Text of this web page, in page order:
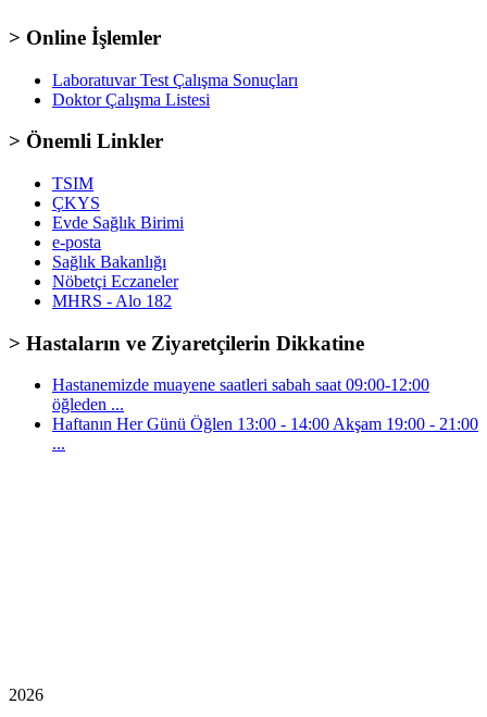
> Online İşlemler
Laboratuvar Test Çalışma Sonuçları
Doktor Çalışma Listesi
> Önemli Linkler
TSIM
ÇKYS
Evde Sağlık Birimi
e-posta
Sağlık Bakanlığı
Nöbetçi Eczaneler
MHRS - Alo 182
> Hastaların ve Ziyaretçilerin Dikkatine
Hastanemizde muayene saatleri sabah saat 09:00-12:00
öğleden ...
Haftanın Her Günü Öğlen 13:00 - 14:00 Akşam 19:00 - 21:00
...
2026